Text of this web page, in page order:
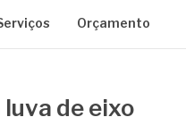
Orçamento
de eixo